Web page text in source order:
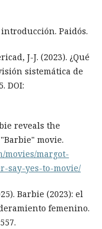
introducción. Paidós.
J-J. (2023). ¿Qué
sistemática de
DOI:
reveals the
movie.
movies/margot-
say-yes-to-movie/
Barbie (2023): el
femenino.